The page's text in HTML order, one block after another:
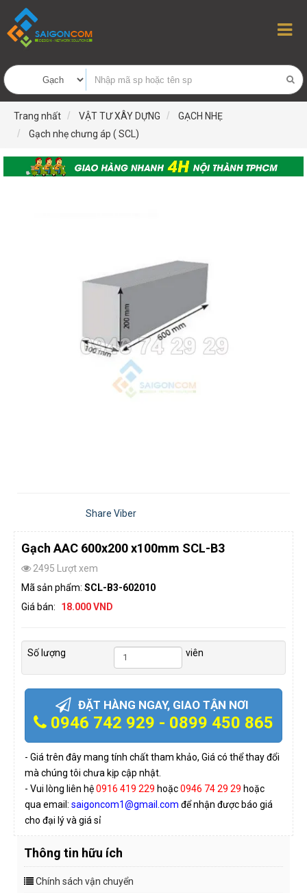
Trang nhất VẬT TƯ XÂY DỰNG
GẠCH NHẸ
Gạch nhẹ chưng áp ( SCL)
Share Viber
Gạch AAC 600x200 x100mm SCL-B3
2495 Lượt xem
Mã sản phẩm: SCL-B3-602010
Giá bán:
18.000 VND
Số lượng viên
ĐẶT HÀNG NGAY, GIAO TẬN NƠI
0946 742 929 - 0899 450 865
- Giá trên đây mang tính chất tham khảo, Giá có thể thay đổi
mà chúng tôi chưa kịp cập nhật.
- Vui lòng liên hệ0916 419 229 hoặc0946 74 29 29 hoặc
qua email: saigoncom1@gmail.com để nhận được báo giá
cho đại lý và giá sỉ
Thông tin hữu ích
Chính sách vận chuyển